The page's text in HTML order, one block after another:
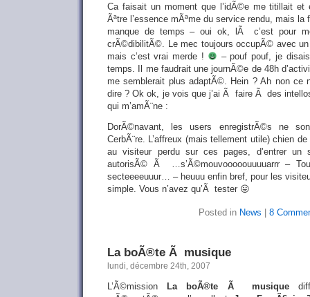
Ca faisait un moment que l’idÃ©e me titillait et
Ãªtre l’essence mÃªme du service rendu, mais
manque de temps – oui ok, lÃ c’est pour
crÃ©dibilitÃ©. Le mec toujours occupÃ© avec
mais c’est vrai merde !
– pouf pouf, je
temps. Il me faudrait une journÃ©e de 48h
me semblerait plus adaptÃ©. Hein ? Ah non ce
dire ? Ok ok, je vois que j’ai Ã faire Ã des
qui m’amÃ¨ne :
DorÃ©navant, les users enregistrÃ©s ne
CerbÃ¨re. L’affreux (mais tellement utile) chien
au visiteur perdu sur ces pages, d’entrer un
autorisÃ© Ã …s’Ã©mouvooooouuuuarrr –
secteeeeuuur… – heuuu enfin bref, pour les
simple. Vous n’avez qu’Ã tester 😛
Posted in News 8
La boÃ®te Ã musique
lundi, décembre 24th, 2007
L’Ã©mission La boÃ®te Ã musique